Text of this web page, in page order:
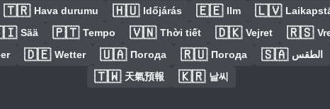
🇹🇷 Hava durumu 🇭🇺 Időjárás 🇪🇪 Ilm 🇱🇻
Sää 🇵🇹 Tempo 🇻🇳 Thời tiết 🇩🇰 Vejret 🇷🇸
🇩🇪 Wetter 🇺🇦 Погода 🇷🇺 Погода 🇸🇦 الطقس
🇹🇼 天氣預報 🇰🇷 날씨